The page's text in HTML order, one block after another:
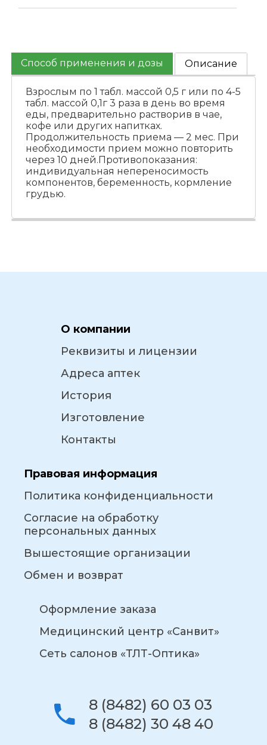
Способ применения и дозы Описание
Взрослым по 1 табл. массой 0,5 г или по 4-5
табл. массой 0,1г 3 раза в день во время
еды, предварительно растворив в чае,
кофе или других напитках.
Продолжительность приема — 2 мес. При
необходимости прием можно повторить
через 10 дней.Противопоказания:
индивидуальная непереносимость
компонентов, беременность, кормление
грудью.
О компании
Реквизиты и лицензии
Адреса аптек
История
Изготовление
Контакты
Правовая информация
Политика конфиденциальности
Согласие на обработку
персональных данных
Вышестоящие организации
Обмен и возврат
Оформление заказа
Медицинский центр «Санвит»
Сеть салонов «ТЛТ-Оптика»
8 (8482) 60 03 03
8 (8482) 30 48 40